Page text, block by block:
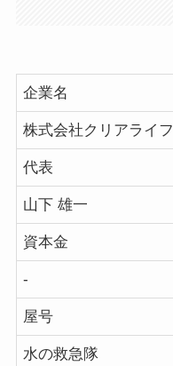
企業名
株式会社クリアライフ
代表
山下 雄一
資本金
-
屋号
水の救急隊